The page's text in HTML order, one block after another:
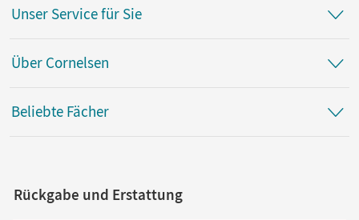
Unser Service für Sie
Über Cornelsen
Beliebte Fächer
Rückgabe und Erstattung